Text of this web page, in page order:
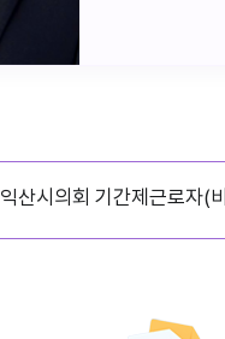
익산시의회 기간제근로자(